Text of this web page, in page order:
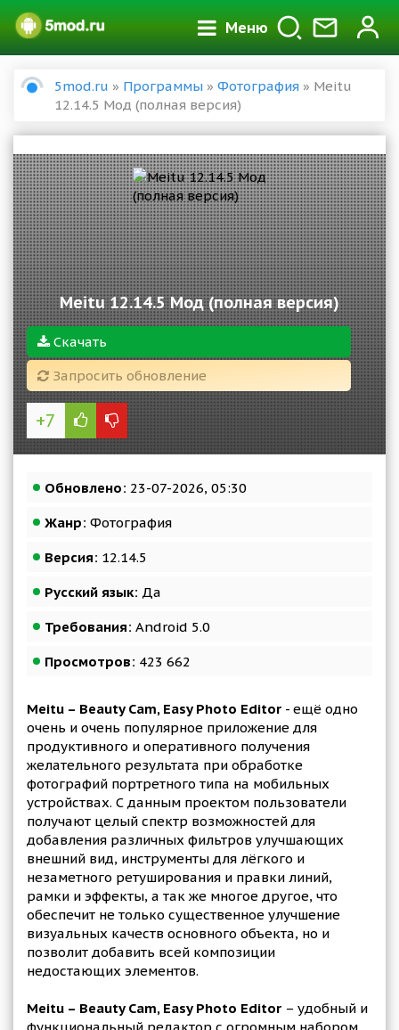
Меню
5mod.ru » Программы » Фотография » Meitu
12.14.5 Мод (полная версия)
Meitu 12.14.5 Мод (полная версия)
Скачать
Запросить обновление
+7
Обновлено: 23-07-2026, 05:30
Жанр: Фотография
Версия: 12.14.5
Русский язык: Да
Требования: Android 5.0
Просмотров: 423 662
Meitu – Beauty Cam, Easy Photo Editor - ещё одно
очень и очень популярное приложение для
продуктивного и оперативного получения
желательного результата при обработке
фотографий портретного типа на мобильных
устройствах. С данным проектом пользователи
получают целый спектр возможностей для
добавления различных фильтров улучшающих
внешний вид, инструменты для лёгкого и
незаметного ретуширования и правки линий,
рамки и эффекты, а так же многое другое, что
обеспечит не только существенное улучшение
визуальных качеств основного объекта, но и
позволит добавить всей композиции
недостающих элементов.
Meitu – Beauty Cam, Easy Photo Editor – удобный и